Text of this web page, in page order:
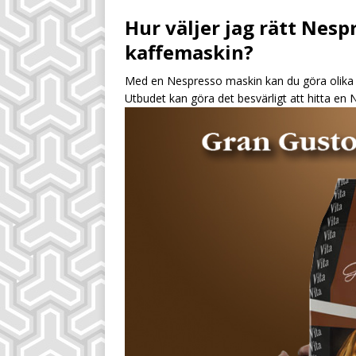
[ August 8, 2026 ]
UNCATEGORIZED
[ August 9, 2026 ]
UNCATEGORIZED
Hur väljer jag rätt
kaffemaskin?
Med en Nespresso maskin kan du göra
Utbudet kan göra det besvärligt att hitta en